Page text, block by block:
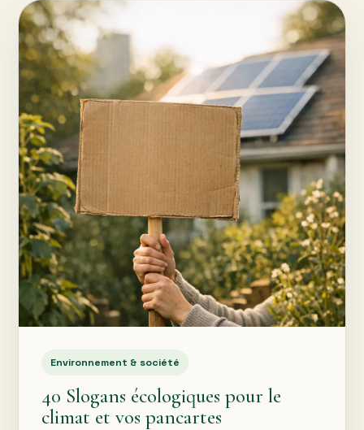
Environnement & société
40 Slogans écologiques pour le
climat et vos pancartes